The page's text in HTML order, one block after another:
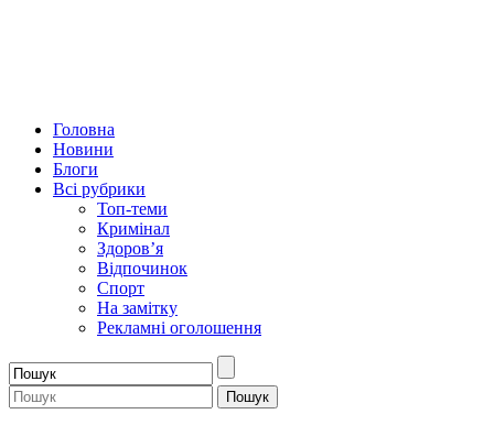
Головна
Новини
Блоги
Всі рубрики
Топ-теми
Кримінал
Здоров’я
Відпочинок
Спорт
На замітку
Рекламні оголошення